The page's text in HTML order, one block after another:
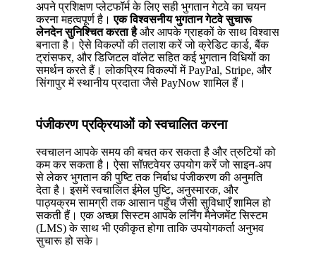
अपने प्रशिक्षण प्लेटफॉर्म के लिए सही भुगतान गेटवे का चयन
करना महत्वपूर्ण है।एक विश्वसनीय भुगतान गेटवे सुचारू
लेनदेन सुनिश्चित करता हैऔर आपके ग्राहकों के साथ विश्वास
बनाता है। ऐसे विकल्पों की तलाश करें जो क्रेडिट कार्ड, बैंक
ट्रांसफर, और डिजिटल वॉलेट सहित कई भुगतान विधियों का
समर्थन करते हैं। लोकप्रिय विकल्पों में PayPal, Stripe, और
सिंगापुर में स्थानीय प्रदाता जैसे PayNow शामिल हैं।
पंजीकरण प्रक्रियाओं को स्वचालित करना
स्वचालन आपके समय की बचत कर सकता है और त्रुटियों को
कम कर सकता है। ऐसा सॉफ़्टवेयर उपयोग करें जो साइन-अप
से लेकर भुगतान की पुष्टि तक निर्बाध पंजीकरण की अनुमति
देता है। इसमें स्वचालित ईमेल पुष्टि, अनुस्मारक, और
पाठ्यक्रम सामग्री तक आसान पहुँच जैसी सुविधाएँ शामिल हो
सकती हैं। एक अच्छा सिस्टम आपके लर्निंग मैनेजमेंट सिस्टम
(LMS) के साथ भी एकीकृत होगा ताकि उपयोगकर्ता अनुभव
सुचारू हो सके।